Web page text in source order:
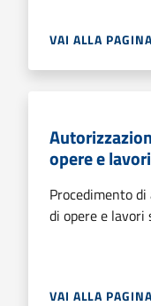
VAI ALLA PAGINA
opere e
Procedimento
di opere e
VAI ALLA PAGINA